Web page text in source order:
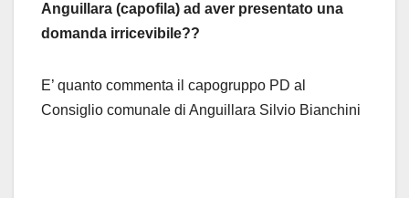
Anguillara (capofila) ad aver presentato una
domanda irricevibile??
E’ quanto commenta il capogruppo PD al
Consiglio comunale di Anguillara Silvio Bianchini